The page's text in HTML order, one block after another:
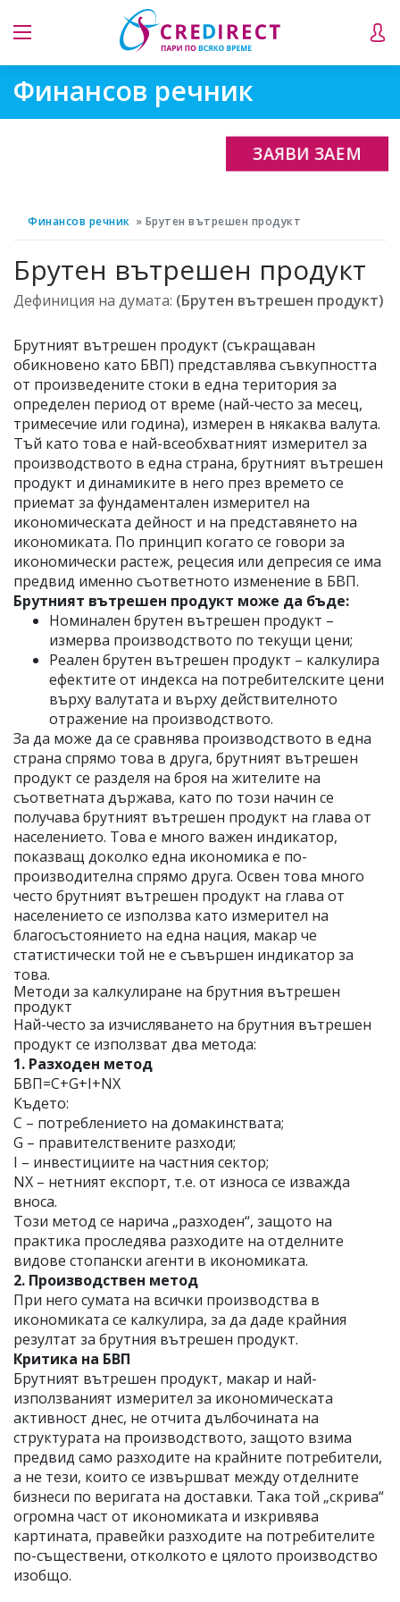
Финансов речник
ЗАЯВИ ЗАЕМ
Финансов речник Брутен вътрешен продукт
Брутен вътрешен продукт
Дефиниция на думата: (Брутен вътрешен продукт)
Брутният вътрешен продукт (съкращаван
обикновено като БВП) представлява съвкупността
от произведените стоки в една територия за
определен период от време (най-често за месец,
тримесечие или година), измерен в някаква валута.
Тъй като това е най-всеобхватният измерител за
производството в една страна, брутният вътрешен
продукт и динамиките в него през времето се
приемат за фундаментален измерител на
икономическата дейност и на представянето на
икономиката. По принцип когато се говори за
икономически растеж, рецесия или депресия се има
предвид именно съответното изменение в БВП.
Брутният вътрешен продукт може да бъде:
Номинален брутен вътрешен продукт –
измерва производството по текущи цени;
Реален брутен вътрешен продукт – калкулира
ефектите от индекса на потребителските цени
върху валутата и върху действителното
отражение на производството.
За да може да се сравнява производството в една
страна спрямо това в друга, брутният вътрешен
продукт се разделя на броя на жителите на
съответната държава, като по този начин се
получава брутният вътрешен продукт на глава от
населението. Това е много важен индикатор,
показващ доколко една икономика е по-
производителна спрямо друга. Освен това много
често брутният вътрешен продукт на глава от
населението се използва като измерител на
благосъстоянието на една нация, макар че
статистически той не е съвършен индикатор за
това.
Методи за калкулиране на брутния вътрешен
продукт
Най-често за изчисляването на брутния вътрешен
продукт се използват два метода:
1. Разходен метод
БВП=C+G+I+NX
Където:
C – потреблението на домакинствата;
G – правителствените разходи;
I – инвестициите на частния сектор;
NX – нетният експорт, т.е. от износа се изважда
вноса.
Този метод се нарича „разходен“, защото на
практика проследява разходите на отделните
видове стопански агенти в икономиката.
2. Производствен метод
При него сумата на всички производства в
икономиката се калкулира, за да даде крайния
резултат за брутния вътрешен продукт.
Критика на БВП
Брутният вътрешен продукт, макар и най-
използваният измерител за икономическата
активност днес, не отчита дълбочината на
структурата на производството, защото взима
предвид само разходите на крайните потребители,
а не тези, които се извършват между отделните
бизнеси по веригата на доставки. Така той „скрива“
огромна част от икономиката и изкривява
картината, правейки разходите на потребителите
по-съществени, отколкото е цялото производство
изобщо.